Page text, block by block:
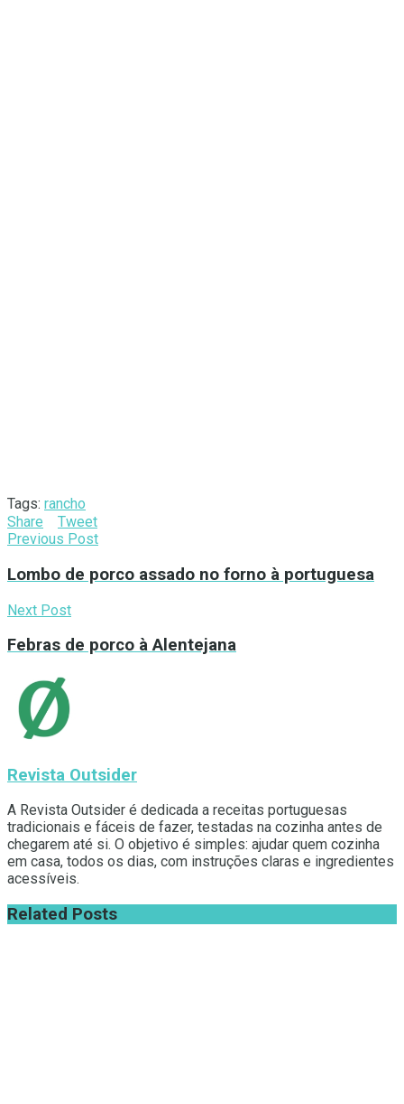
Tags: rancho
Share
Tweet
Previous Post
Lombo de porco assado no forno à portuguesa
Next Post
Febras de porco à Alentejana
Revista Outsider
A Revista Outsider é dedicada a receitas portuguesas
tradicionais e fáceis de fazer, testadas na cozinha antes de
chegarem até si. O objetivo é simples: ajudar quem cozinha
em casa, todos os dias, com instruções claras e ingredientes
acessíveis.
Related Posts